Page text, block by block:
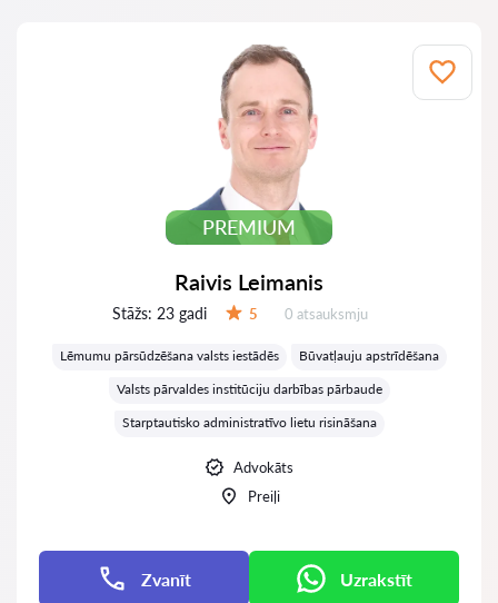
PREMIUM
Raivis Leimanis
Stāžs: 23 gadi 5 Atsauksmes:
0 atsauksmju
Lēmumu pārsūdzēšana valsts iestādēs
Būvatļauju apstrīdēšana
Valsts pārvaldes institūciju darbības pārbaude
Starptautisko administratīvo lietu risināšana
Advokāts
Preiļi
Zvanīt Uzrakstīt